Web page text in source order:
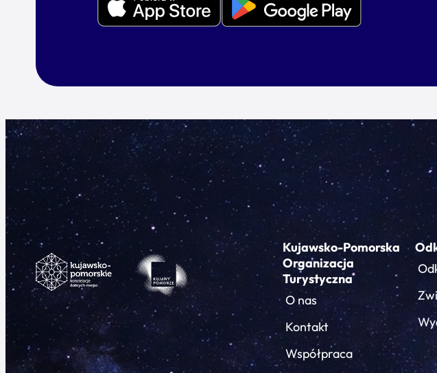
Kujawsko-Pomorska
Organizacja
Turystyczna
O nas
Kontakt
Współpraca